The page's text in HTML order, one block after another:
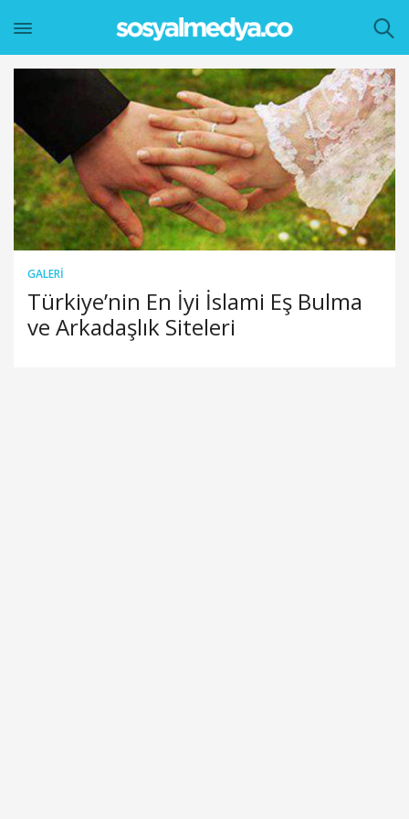
GALERI
Türkiye’nin En İyi İslami Eş Bulma
ve Arkadaşlık Siteleri